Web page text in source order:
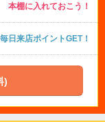
本棚に入れておこう！
毎日来店ポイントGET！
)